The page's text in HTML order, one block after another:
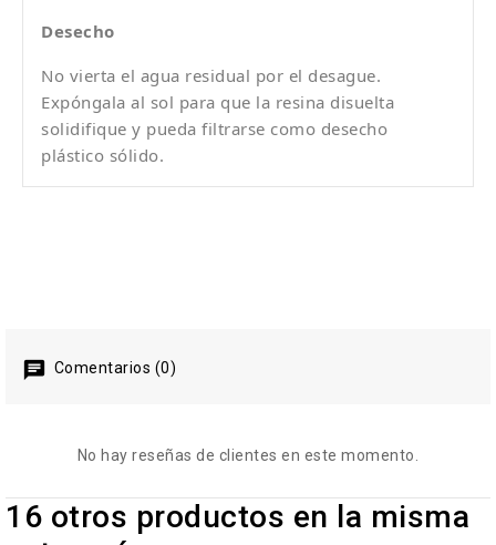
Desecho
No vierta el agua residual por el desague.
Expóngala al sol para que la resina disuelta
solidifique y pueda filtrarse como desecho
plástico sólido.
Comentarios (0)
No hay reseñas de clientes en este momento.
16 otros productos en la misma